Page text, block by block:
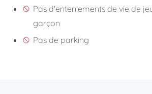
Pas d'enterrements de vie de
garçon
Pas de parking